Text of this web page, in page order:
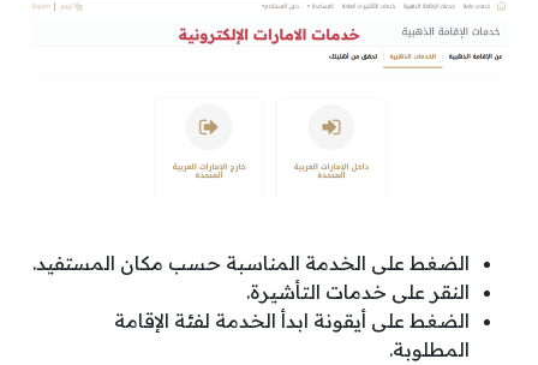
الضغط على الخدمة المناسبة حسب مكان المستفيد.
النقر على خدمات التأشيرة.
الضغط على أيقونة ابدأ الخدمة لفئة الإقامة
المطلوبة.